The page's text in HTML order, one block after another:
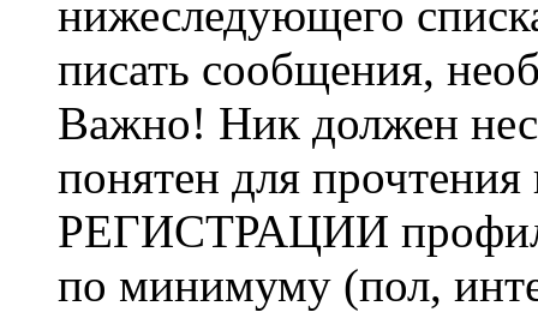
нижеследующего
писать сообщения,
Важно! Ник должен
понятен для
РЕГИСТРАЦИИ профиль
по минимуму (пол,